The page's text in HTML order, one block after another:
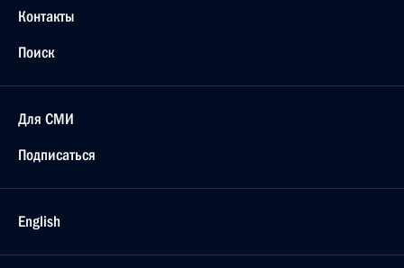
Контакты
Поиск
Для СМИ
Подписаться
English